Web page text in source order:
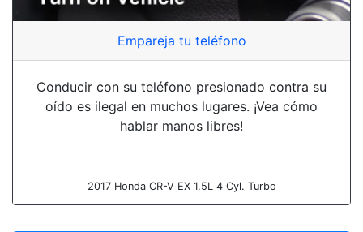
Empareja tu teléfono
Conducir con su teléfono presionado contra su
oído es ilegal en muchos lugares. ¡Vea cómo
hablar manos libres!
2017 Honda CR-V EX 1.5L 4 Cyl. Turbo